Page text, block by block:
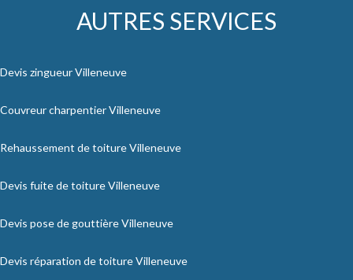
AUTRES SERVICES
Devis zingueur Villeneuve
Couvreur charpentier Villeneuve
Rehaussement de toiture Villeneuve
Devis fuite de toiture Villeneuve
Devis pose de gouttière Villeneuve
Devis réparation de toiture Villeneuve